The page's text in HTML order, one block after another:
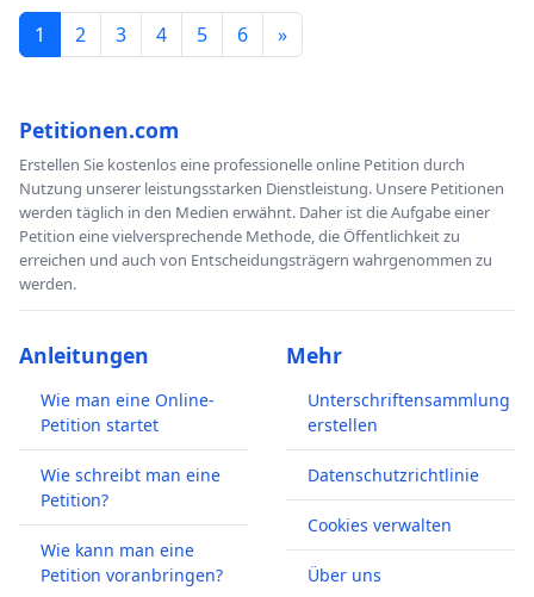
1 2 3 4 5 6 »
Petitionen.com
Erstellen Sie kostenlos eine professionelle online Petition durch
Nutzung unserer leistungsstarken Dienstleistung. Unsere Petitionen
werden täglich in den Medien erwähnt. Daher ist die Aufgabe einer
Petition eine vielversprechende Methode, die Öffentlichkeit zu
erreichen und auch von Entscheidungsträgern wahrgenommen zu
werden.
Anleitungen
Wie man eine Online-
Petition startet
Wie schreibt man eine
Petition?
Wie kann man eine
Petition voranbringen?
Mehr
Unterschriftensammlung
erstellen
Datenschutzrichtlinie
Cookies verwalten
Über uns